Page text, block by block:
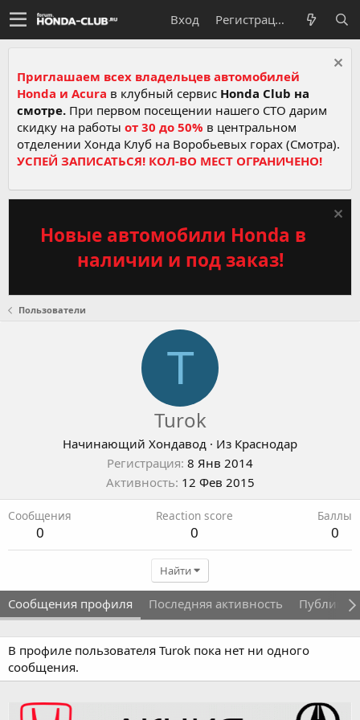
Вход Регистрация
Приглашаем всех владельцев автомобилей
Honda и Acura в клубный сервис Honda Club на
смотре. При первом посещении нашего СТО дарим
скидку на работы от 30 до 50% в центральном
отделении Хонда Клуб на Воробьевых горах (Смотра).
УСПЕЙ ЗАПИСАТЬСЯ! КОЛ-ВО МЕСТ ОГРАНИЧЕНО!
Новые автомобили Honda в
наличии и под заказ!
Пользователи
T
Turok
Начинающий Хондавод · Из Краснодар
Регистрация 8 Янв 2014
Активность 12 Фев 2015
Сообщения
0
Reaction score
0
Баллы
0
Найти
Сообщения профиля Последняя активность
В профиле пользователя Turok пока нет ни одного
сообщения.